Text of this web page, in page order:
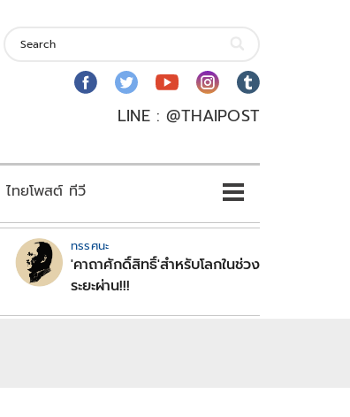
LINE : @THAIPOST
ไทยโพสต์ ทีวี
ทรรศนะ
'คาถาศักดิ์สิทธิ์'สำหรับโลกในช่วง
ระยะผ่าน!!!